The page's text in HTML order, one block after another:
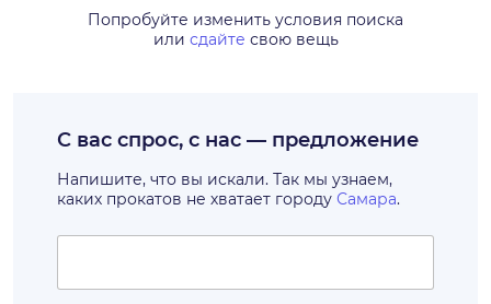
Попробуйте изменить условия поиска
или сдайте свою вещь
С вас спрос, с нас — предложение
Напишите, что вы искали. Так мы узнаем,
каких прокатов не хватает городу Самара.